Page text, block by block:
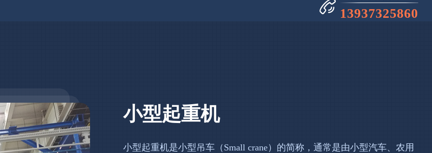
13937325860
小型起重机
小型起重机是小型吊车（Small crane）的简称，通常是由小型汽车、农用